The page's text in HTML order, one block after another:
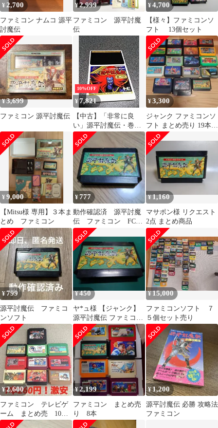
¥ 2,700
ファミコン ナムコ 源平
討魔伝
¥2,999
ファミコン 源平討魔
伝
¥4,700
【様々】ファミコンソ
フト 13個セット
¥3,699
ファミコン 源平討魔伝
10%OFF
¥7,821
【中古】「非常に良
い」源平討魔伝・巻ノ
弐 （PCエンジン）
¥3,300
ジャンク ファミコンソ
フト まとめ売り 19本セ
ット
¥9,000
【Mitsu様 専用】３本ま
とめ ファミコン
¥777
動作確認済 源平討魔
伝 ファミコン FC
希少 レア ニンテン
ドー
¥1,160
マサポン様 リクエスト
2点 まとめ商品
¥799
源平討魔伝 ファミコ
ンソフト
¥450
ヤ*ュ様 【ジャンク】
源平討魔伝 ファミコン
ソフト
¥15,000
ファミコンソフト ７
５個セット売り
¥2,600
ファミコン テレビゲ
ーム まとめ売 10
本 動作未確認
¥2,199
ファミコン まとめ売
り 8本
¥1,200
源平討魔伝 必勝 攻略法
ファミコン